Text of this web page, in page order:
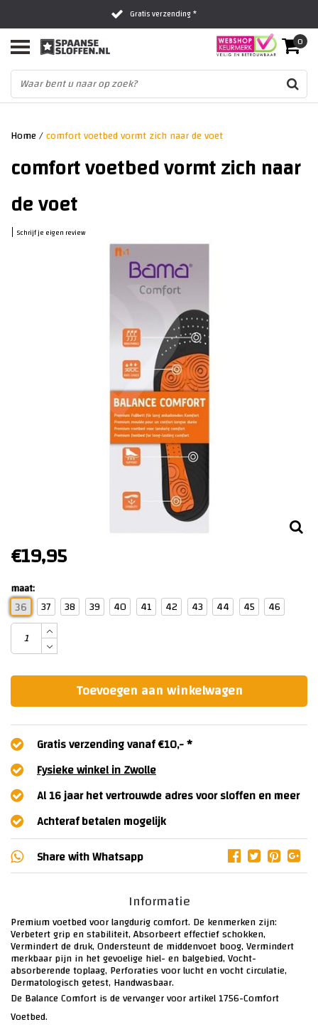
Gratis verzending *
Al 16 jaar het vertrouwde adres
Fysieke winkel in Zwolle
0
Home/comfort voetbed vormt zich naar de voet
comfort voetbed vormt zich naar
de voet
| Schrijf je eigen review
€19,95
maat:
36 37 38 39 40 41 42 43 44 45 46
Toevoegen aan winkelwagen
Gratis verzending vanaf €10,- *
Fysieke winkel in Zwolle
Al 16 jaar het vertrouwde adres voor sloffen en meer
Achteraf betalen mogelijk
Share withWhatsapp
Informatie
Premium voetbed voor langdurig comfort. De kenmerken zijn:
Verbetert grip en stabiliteit, Absorbeert effectief schokken,
Vermindert de druk, Ondersteunt de middenvoet boog, Vermindert
merkbaar pijn in het gevoelige hiel- en balgebied, Vocht-
absorberende toplaag, Perforaties voor lucht en vocht circulatie,
Dermatologisch getest, Handwasbaar.
De Balance Comfort is de vervanger voor artikel 1756-Comfort
Voetbed.